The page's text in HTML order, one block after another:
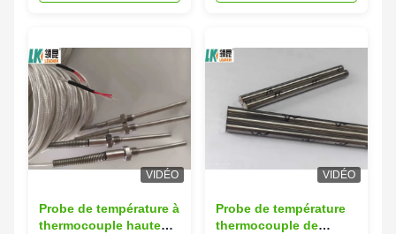
VIDÉO
Probe de température à
thermocouple haute
VIDÉO
Probe de température
thermocouple de